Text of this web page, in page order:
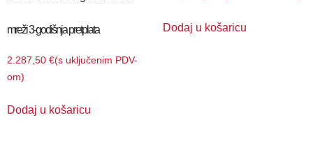
mreži 3-godišnja pretplata
2.287,50 €(s uključenim PDV-
om)
Dodaj u košaricu
Dodaj u košaricu